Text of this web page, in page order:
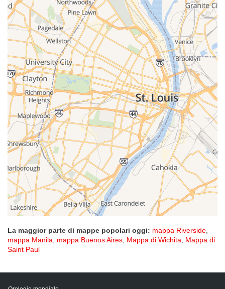
La maggior parte di mappe popolari oggi: mappa Riverside,
mappa Manila, mappa Buenos Aires, Mappa di Wichita, Mappa di
Saint Paul